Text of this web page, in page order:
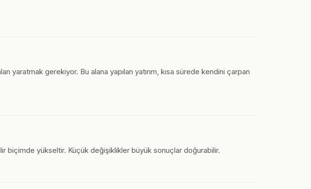
yaratmak gerekiyor. Bu alana yapılan yatırım, kısa sürede kendini çarpan
biçimde yükseltir. Küçük değişiklikler büyük sonuçlar doğurabilir.